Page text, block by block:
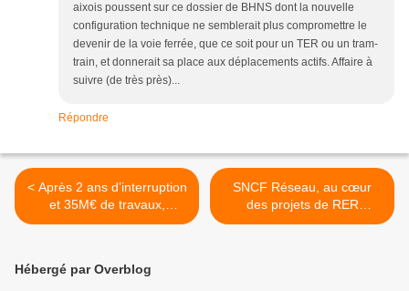
aixois poussent sur ce dossier de BHNS dont la nouvelle
configuration technique ne semblerait plus compromettre le
devenir de la voie ferrée, que ce soit pour un TER ou un tram-
train, et donnerait sa place aux déplacements actifs. Affaire à
suivre (de très près)...
Répondre
< Après 2 ans d’interruption
et 35M€ de travaux,
réouverture de la ligne
SNCF Réseau, au cœur
des projets de RER
métropolitains| >
Hébergé par Overblog